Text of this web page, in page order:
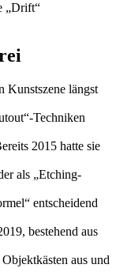
„Drift“
Kunstszene längst
Techniken
2015 hatte sie
als „Etching-
entscheidend
bestehend aus
aus und